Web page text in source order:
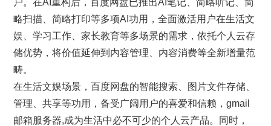
户。在AI重构后，百度网盘已推出AI笔记、简略听记、简
略扫描、简略打印等多项AI功用，全面激活用户在生活文
娱、学习工作、家长教育等多场景的需求，依托个人云存
储优势，将价值延伸到内容管理、内容消费等全新增量范
畴。
在生活文娱场景，百度网盘的智能搜索、图片文件存储、
管理、共享等功用，备受广阔用户的喜爱和信赖，gmail
邮箱服务器,成为生活中必不可少的个人云产品。同时，